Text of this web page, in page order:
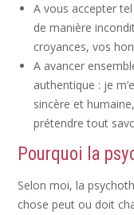
A vous accepter
de manière
croyances, vos
A avancer
authentique : je
sincère et
prétendre tout
Pourquoi la
Selon moi, la
chose peut ou doit